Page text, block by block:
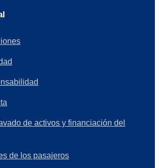
de activos y financiación del
de los pasajeros